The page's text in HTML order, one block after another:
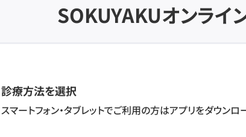
SOKUYAKUオンライ
診療方法を選択
スマートフォン・タブレットでご利用の方はアプリをダウンロ